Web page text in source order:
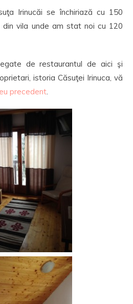
Irinucăi se închiriază cu 150
din vila unde am stat noi cu 120
de restaurantul de aici şi
istoria Căsuţei Irinuca, vă
precedent.